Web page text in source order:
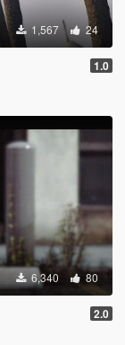
1,567 24
1.0
6,340 80
2.0